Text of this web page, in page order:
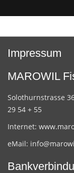
Impressum
MAROWIL
Solothurnstrasse
29 54 + 55
Internet:
eMail: